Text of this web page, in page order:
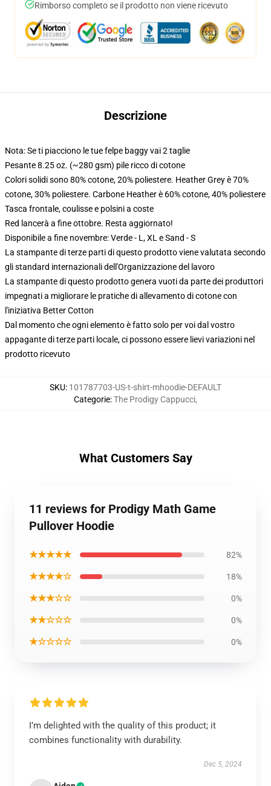
Rimborso completo se il prodotto non viene ricevuto
Descrizione
Nota: Se ti piacciono le tue felpe baggy vai 2 taglie
Pesante 8.25 oz. (~280 gsm) pile ricco di cotone
Colori solidi sono 80% cotone, 20% poliestere. Heather Grey è 70%
cotone, 30% poliestere. Carbone Heather è 60% cotone, 40% poliestere
Tasca frontale, coulisse e polsini a coste
Red lancerà a fine ottobre. Resta aggiornato!
Disponibile a fine novembre: Verde - L, XL e Sand - S
La stampante di terze parti di questo prodotto viene valutata secondo
gli standard internazionali dell'Organizzazione del lavoro
La stampante di questo prodotto genera vuoti da parte dei produttori
impegnati a migliorare le pratiche di allevamento di cotone con
l'iniziativa Better Cotton
Dal momento che ogni elemento è fatto solo per voi dal vostro
appagante di terze parti locale, ci possono essere lievi variazioni nel
prodotto ricevuto
SKU: 101787703-US-t-shirt-mhoodie-DEFAULT
Categorie:The Prodigy Cappucci,
What Customers Say
11 reviews for Prodigy Math Game
Pullover Hoodie
★★★★★ 82%
★★★★☆ 18%
★★★☆☆ 0%
★★☆☆☆ 0%
★☆☆☆☆ 0%
I’m delighted with the quality of this product; it
combines functionality with durability.
Dec 5, 2024